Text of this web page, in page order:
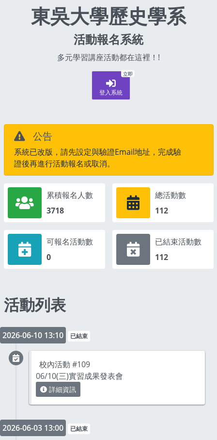
東吳大學歷史學系
活動報名系統
多元學習講座活動都在這裡！!
立即
登入系統
公告
系統已改版，請先設定與驗證Email地址，完成驗
證後再進行活動報名或取消。
累積報名人數
3718
總活動數
112
可報名活動數
0
已結束活動數
112
活動列表
2026-06-10 13:10 已結束
校內活動 #109
06/10(三)實習成果發表會
詳細資訊
2026-06-03 13:00 已結束